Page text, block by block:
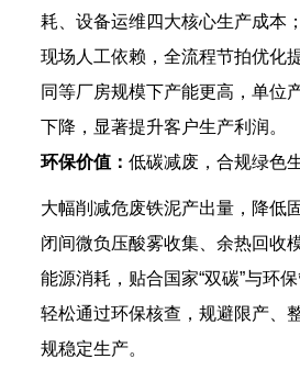
耗、设备运维四大核心生产成本
现场人工依赖，全流程节拍优化
同等厂房规模下产能更高，单位
下降，显著提升客户生产利润。
环保价值：低碳减废，合规绿色
大幅削减危废铁泥产出量，降低
闭间微负压酸雾收集、余热回收
能源消耗，贴合国家“双碳”与环
轻松通过环保核查，规避限产、
规稳定生产。